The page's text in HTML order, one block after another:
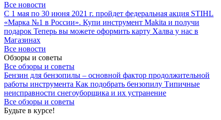
Все новости
С 1 мая по 30 июня 2021 г. пройдет федеральная акция STIHL
«Марка №1 в России». Купи инструмент Makita и получи
подарок Теперь вы можете оформить карту Халва у нас в
Магазинах
Все новости
Обзоры и советы
Все обзоры и советы
Бензин для бензопилы – основной фактор продолжительной
работы инструмента Как подобрать бензопилу Типичные
неисправности снегоуборщика и их устранение
Все обзоры и советы
Будьте в курсе!